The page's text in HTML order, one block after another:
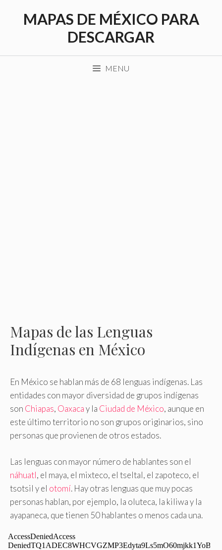
MAPAS DE MÉXICO PARA
DESCARGAR
MENU
Mapas de las Lenguas
Indígenas en México
En México se hablan más de 68 lenguas indígenas. Las
entidades con mayor diversidad de gru­pos indígenas
son Chiapas, Oaxacay la Ciudad de México, aunque en
este último territorio no son grupos originarios, sino
personas que provienen de otros estados.
Las lenguas con mayor número de hablantes son el
náhuatl, el maya, el mixteco, el tseltal, el zapoteco, el
tsotsil y el otomí. Hay otras lenguas que muy pocas
personas hablan, por ejemplo, la oluteca, la kiliwa y la
ayapaneca, que tienen 50 hablantes o menos cada una.